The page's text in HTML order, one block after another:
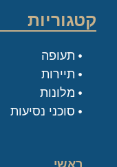
קטגוריות
תעופה
תיירות
מלונות
סוכני נסיעות